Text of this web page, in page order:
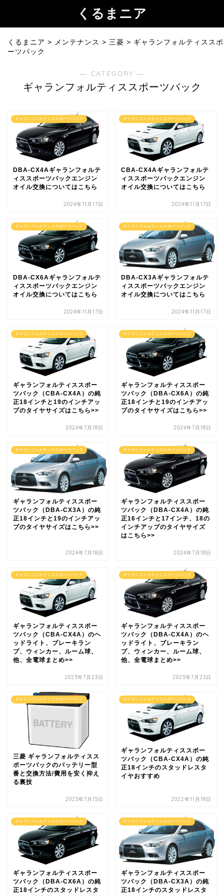
くるまニア
くるまニア > メンテナンス > 三菱 > ギャランフォルティススポ
ーツバック
― CATEGORY ―
ギャランフォルティススポーツバック
ギャランフォルティススポーツバック
DBA-CX4Aギャランフォルテ
ィススポーツバックエンジン
オイル交換についてはこちら
2024年11月17日
ギャランフォルティススポーツバック
CBA-CX4Aギャランフォルテ
ィススポーツバックエンジン
オイル交換についてはこちら
2024年11月17日
ギャランフォルティススポーツバック
DBA-CX6Aギャランフォルテ
ィススポーツバックエンジン
オイル交換についてはこちら
2024年11月17日
ギャランフォルティススポーツバック
DBA-CX3Aギャランフォルテ
ィススポーツバックエンジン
オイル交換についてはこちら
2024年11月17日
ギャランフォルティススポーツバック
ギャランフォルティススポー
ツバック（CBA-CX4A）の純
正18インチと19のインチアッ
プのタイヤサイズはこちら>>
2024年7月18日
ギャランフォルティススポーツバック
ギャランフォルティススポー
ツバック（DBA-CX6A）の純
正18インチと19のインチアッ
プのタイヤサイズはこちら>>
2024年7月18日
ギャランフォルティススポーツバック
ギャランフォルティススポー
ツバック（DBA-CX3A）の純
正18インチと19のインチアッ
プのタイヤサイズはこちら>>
2024年7月18日
ギャランフォルティススポーツバック
ギャランフォルティススポー
ツバック（DBA-CX4A）の純
正16インチと17インチ、18の
インチアップのタイヤサイズ
はこちら>>
2024年7月18日
ギャランフォルティススポーツバック
ギャランフォルティススポー
ツバック（CBA-CX4A）のヘ
ッドライト、ブレーキラン
プ、ウィンカー、ルーム球、
他、全電球まとめ>>
2023年7月23日
ギャランフォルティススポーツバック
ギャランフォルティススポー
ツバック（DBA-CX4A）のヘ
ッドライト、ブレーキラン
プ、ウィンカー、ルーム球、
他、全電球まとめ>>
2023年7月23日
ギャランフォルティススポーツバック
三菱 ギャランフォルティスス
ポーツバックのバッテリー型
番と交換方法/費用を安く抑え
る裏技
2023年7月15日
ギャランフォルティススポーツバック
ギャランフォルティススポー
ツバック（CBA-CX4A）の純
正18インチのスタッドレスタ
イヤおすすめ
2022年11月18日
ギャランフォルティススポーツバック
ギャランフォルティススポー
ツバック（DBA-CX6A）の純
正18インチのスタッドレスタ
ギャランフォルティススポーツバック
ギャランフォルティススポー
ツバック（DBA-CX3A）の純
正18インチのスタッドレスタ